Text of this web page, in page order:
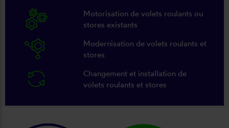
Motorisation de volets roulants ou
stores existants
Modernisation de volets roulants et
stores
Changement et installation de
volets roulants et stores